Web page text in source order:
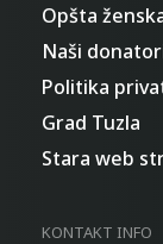
Opšta
Naši
Politika
Grad Tuzla
Stara web
KONTAKT INFO